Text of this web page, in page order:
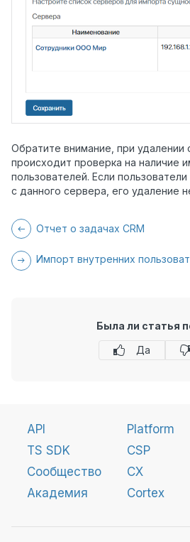
Обратите внимание, при удалении
происходит проверка на наличие
пользователей. Если
с данного сервера, его удаление
Отчет о задачах CRM
Импорт внутренних
Была ли статья
Да
API
TS SDK
Сообщество
Академия
Platform
CSP
CX
Cortex